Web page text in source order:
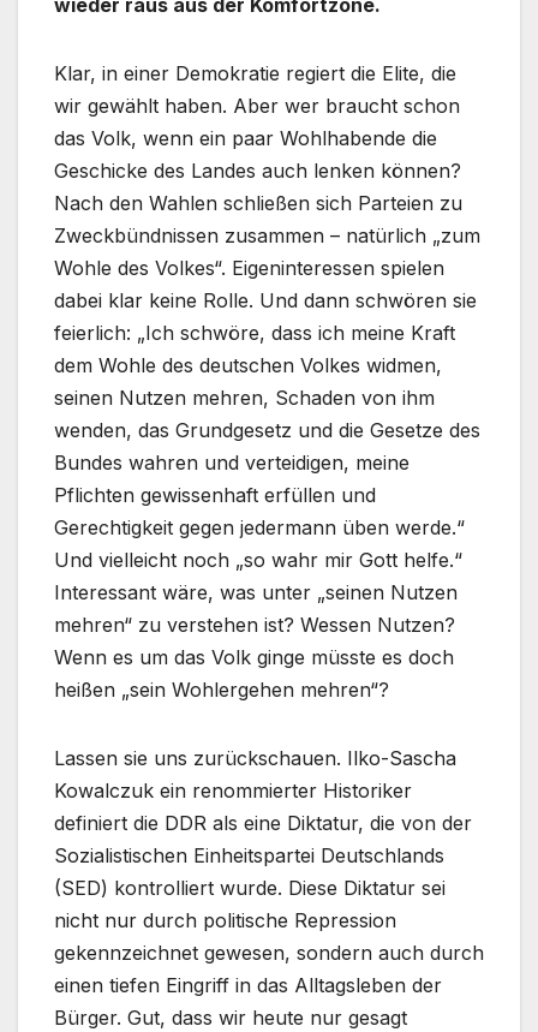
wieder raus aus der Komfortzone.
Klar, in einer Demokratie regiert die Elite, die
wir gewählt haben. Aber wer braucht schon
das Volk, wenn ein paar Wohlhabende die
Geschicke des Landes auch lenken können?
Nach den Wahlen schließen sich Parteien zu
Zweckbündnissen zusammen – natürlich „zum
Wohle des Volkes“. Eigeninteressen spielen
dabei klar keine Rolle. Und dann schwören sie
feierlich: „Ich schwöre, dass ich meine Kraft
dem Wohle des deutschen Volkes widmen,
seinen Nutzen mehren, Schaden von ihm
wenden, das Grundgesetz und die Gesetze des
Bundes wahren und verteidigen, meine
Pflichten gewissenhaft erfüllen und
Gerechtigkeit gegen jedermann üben werde.“
Und vielleicht noch „so wahr mir Gott helfe.“
Interessant wäre, was unter „seinen Nutzen
mehren“ zu verstehen ist? Wessen Nutzen?
Wenn es um das Volk ginge müsste es doch
heißen „sein Wohlergehen mehren“?
Lassen sie uns zurückschauen. Ilko-Sascha
Kowalczuk ein renommierter Historiker
definiert die DDR als eine Diktatur, die von der
Sozialistischen Einheitspartei Deutschlands
(SED) kontrolliert wurde. Diese Diktatur sei
nicht nur durch politische Repression
gekennzeichnet gewesen, sondern auch durch
einen tiefen Eingriff in das Alltagsleben der
Bürger. Gut, dass wir heute nur gesagt